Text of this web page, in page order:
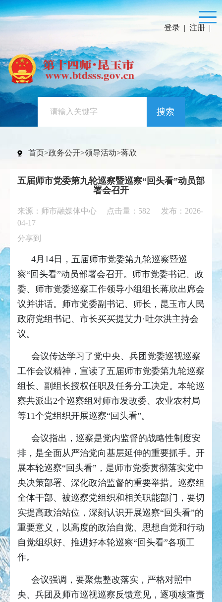
登录 | 注册 |
搜索
首页>政务公开>领导活动>蒋欣
五届师市党委第九轮巡察暨巡察“回头看”动员部
署会召开
来源：师市融媒体中心 点击量： 582
发布：2026-
04-17
分享到
4月14日，五届师市党委第九轮巡察暨巡
察“回头看”动员部署会召开。师市党委书记、政
委、师市党委巡察工作领导小组组长蒋欣出席会
议并讲话。师市党委副书记、师长，昆玉市人民
政府党组书记、市长买买提艾力·吐尔洪主持会
议。
会议传达学习了党中央、兵团党委巡视巡察
工作会议精神，宣读了五届师市党委第九轮巡察
组长、副组长授权任职及任务分工决定。本轮巡
察共派出2个巡察组对师市发改委、农业农村局
等11个党组织开展巡察“回头看”。
会议指出，巡察是党内监督的战略性制度安
排，是全面从严治党向基层延伸的重要抓手。开
展本轮巡察“回头看”，是师市党委贯彻落实党中
央决策部署、深化政治监督的重要举措。巡察组
全体干部、被巡察党组织和相关职能部门，要切
实提高政治站位，深刻认识开展巡察“回头看”的
重要意义，以高度的政治自觉、思想自觉和行动
自觉组织好、推进好本轮巡察“回头看”各项工
作。
会议强调，要聚焦整改落实，严格对照中
央、兵团及师市巡视巡察反馈意见，逐项核查责